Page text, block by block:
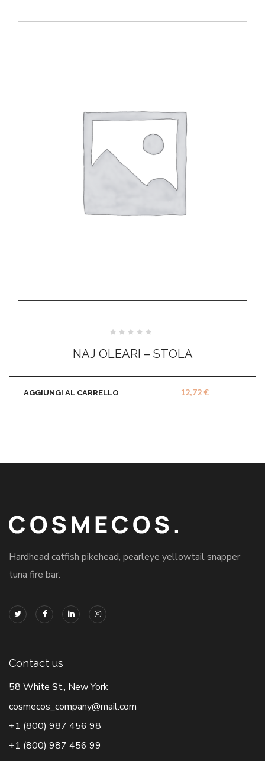
su
5
NAJ OLEARI – STOLA
12,72€
AGGIUNGI AL CARRELLO
Hardhead catfish pikehead, pearleye yellowtail snapper
tuna fire bar.
Contact us
58 White St., New York
cosmecos_company@mail.com
+1 (800) 987 456 98
+1 (800) 987 456 99